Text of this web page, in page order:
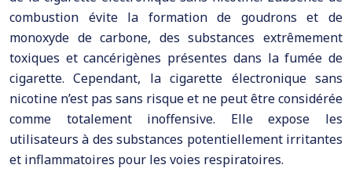
combustion évite la formation de goudrons et de
monoxyde de carbone, des substances extrêmement
toxiques et cancérigènes présentes dans la fumée de
cigarette. Cependant, la cigarette électronique sans
nicotine n’est pas sans risque et ne peut être considérée
comme totalement inoffensive. Elle expose les
utilisateurs à des substances potentiellement irritantes
et inflammatoires pour les voies respiratoires.